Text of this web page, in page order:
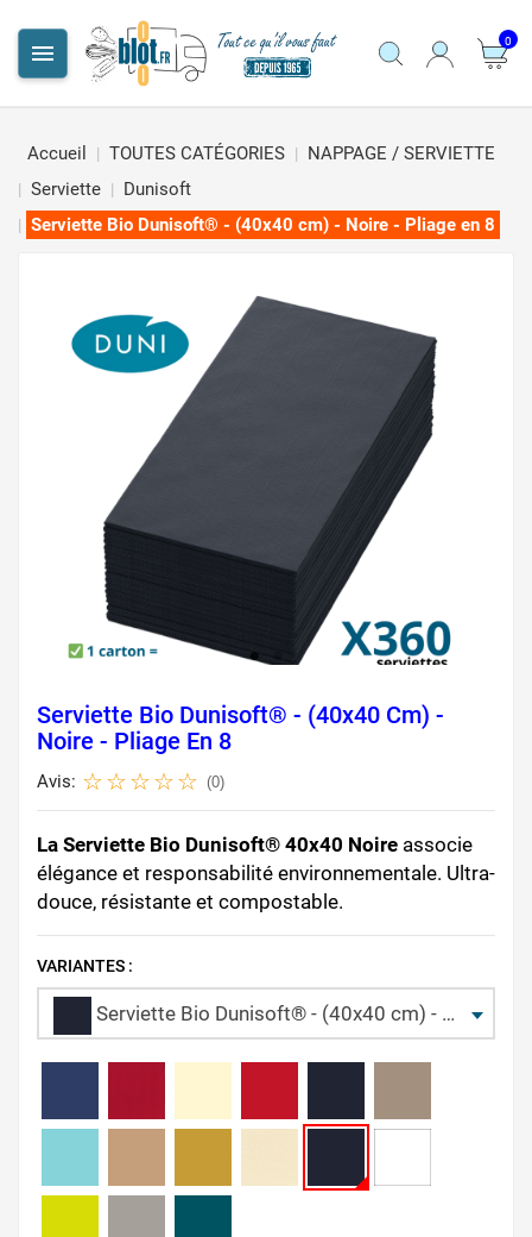
 0
Accueil TOUTES CATÉGORIES
NAPPAGE / SERVIETTE
Serviette
Dunisoft
Serviette Bio Dunisoft® - (40x40 cm) - Noire - Pliage en 8
Serviette Bio Dunisoft® - (40x40 Cm) -
Noire - Pliage En 8
Avis: (0)
La Serviette Bio Dunisoft® 40x40 Noire associe
élégance et responsabilité environnementale. Ultra-
douce, résistante et compostable.
VARIANTES :
Serviette Bio Dunisoft® - (40x40 cm) - Noire - Pliage en 8